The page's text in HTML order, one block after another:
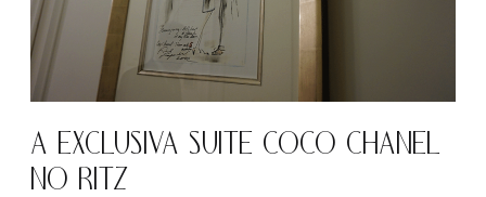
A EXCLUSIVA SUITE COCO CHANEL
NO RITZ